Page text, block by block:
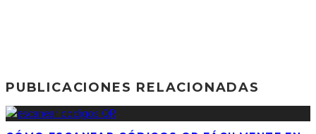
PUBLICACIONES RELACIONADAS